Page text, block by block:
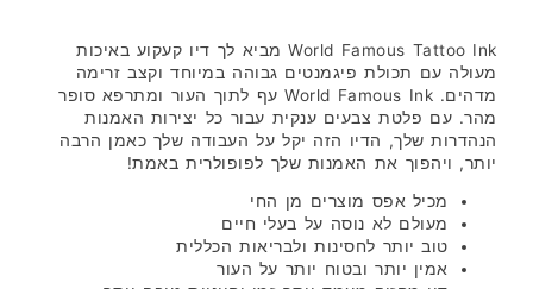
World Famous Tattoo Ink מביא לך דיו קעקוע באיכות
מעולה עם תכולת פיגמנטים גבוהה במיוחד וקצב זרימה
מדהים. World Famous Ink עף לתוך העור ומתרפא סופר
מהר. עם פלטת צבעים ענקית עבור כל יצירות האמנות
הנהדרות שלך, הדיו הזה יקל על העבודה שלך כאמן הרבה
יותר, ויהפוך את האמנות שלך לפופולרית באמת!
מכיל אפס מוצרים מן החי
מעולם לא נוסה על בעלי חיים
טוב יותר לחסינות ולבריאות הכללית
אמין יותר ובטוח יותר על העור